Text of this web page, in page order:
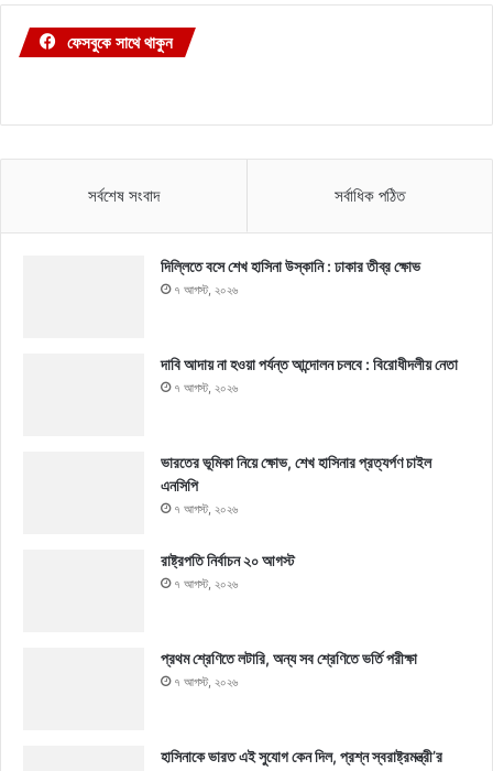
ফেসবুকে সাথে থাকুন
সর্বশেষ সংবাদ সর্বাধিক পঠিত
দিল্লিতে বসে শেখ হাসিনা উস্কানি : ঢাকার তীব্র ক্ষোভ
৭ আগস্ট, ২০২৬
দাবি আদায় না হওয়া পর্যন্ত আন্দোলন চলবে : বিরোধীদলীয় নেতা
৭ আগস্ট, ২০২৬
ভারতের ভূমিকা নিয়ে ক্ষোভ, শেখ হাসিনার প্রত্যর্পণ চাইল
এনসিপি
৭ আগস্ট, ২০২৬
রাষ্ট্রপতি নির্বাচন ২০ আগস্ট
৭ আগস্ট, ২০২৬
প্রথম শ্রেণিতে লটারি, অন্য সব শ্রেণিতে ভর্তি পরীক্ষা
৭ আগস্ট, ২০২৬
হাসিনাকে ভারত এই সুযোগ কেন দিল, প্রশ্ন স্বরাষ্ট্রমন্ত্রী’র